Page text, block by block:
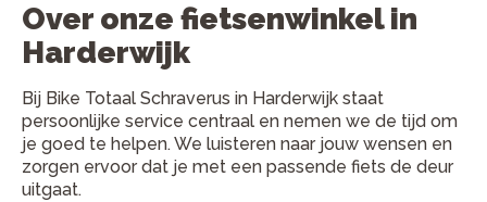
Over onze fietsenwinkel in
Harderwijk
Bij Bike Totaal Schraverus in Harderwijk staat
persoonlijke service centraal en nemen we de tijd om
je goed te helpen. We luisteren naar jouw wensen en
zorgen ervoor dat je met een passende fiets de deur
uitgaat.